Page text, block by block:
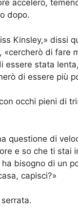
accelerò,
dopo.
Kinsley,» dissi
«cercherò di fare
essere stata
di essere più
occhi pieni di
questione di
e so che ti stai
bisogno di un
capisci?»